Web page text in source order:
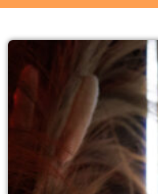
BILLETTERIE
PODCAST
CONTACT